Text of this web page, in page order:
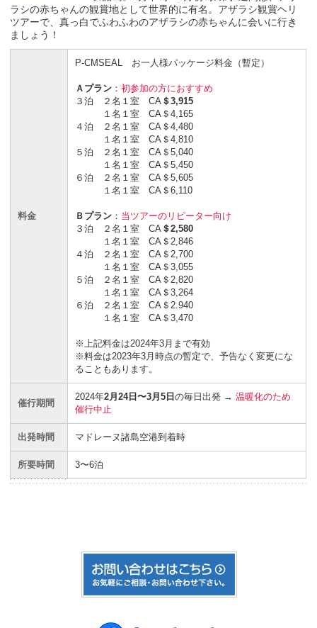
ラシの赤ちゃんの観賞地として世界的に有名。アザラシ観賞ヘリ
ツアーで、真っ白でふわふわのアザラシの赤ちゃんに会いに行き
ましょう！
料金
P-CMSEAL お一人様パッケージ料金（暫定）
Ａプラン ：初参加の方におすすめ
３泊 ２名１室 CA ＄3,915
１名１室 CA＄4,165
４泊 ２名１室 CA＄4,480
１名１室 CA＄4,810
５泊 ２名１室 CA＄5,040
１名１室 CA＄5,450
６泊 ２名１室 CA＄5,605
１名１室 CA＄6,110
Ｂプラン ： 当ツアーのリピーター向け
３泊 ２名１室 CA ＄2,580
１名１室 CA＄2,846
４泊 ２名１室 CA＄2,700
１名１室 CA＄3,055
５泊 ２名１室 CA＄2,820
１名１室 CA＄3,264
６泊 ２名１室 CA＄2.940
１名１室 CA＄3,470
※上記料金は2024年3月まで有効
※料金は2023年3月時点の暫定で、予告なく変更にな
ることもあります。
催行期間
2024年2月24日〜3月5日の毎日出発 →温暖化のため
催行中止
出発時間 マドレーヌ諸島空港到着時
所要時間 3〜6泊